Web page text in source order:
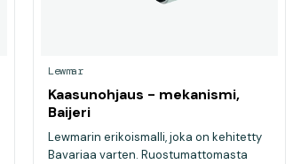
Lewmar
Kaasunohjaus - mekanismi,
Baijeri
Lewmarin erikoismalli, joka on kehitetty
Bavariaa varten. Ruostumattomasta